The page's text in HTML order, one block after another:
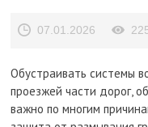
07.01.2026
Обустраивать системы
проезжей части дорог,
важно по многим